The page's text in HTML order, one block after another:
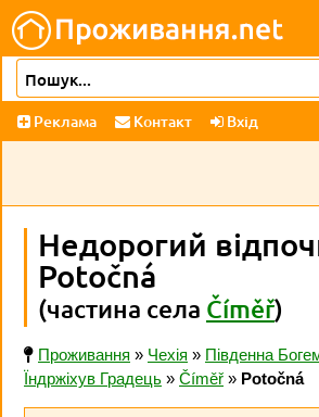
Реклама Контакт Вхід
Недорогий
Potočná
(частина села Číměř)
Проживання » Чехія » Південна
Їндржіхув Градець » Číměř » Potočná